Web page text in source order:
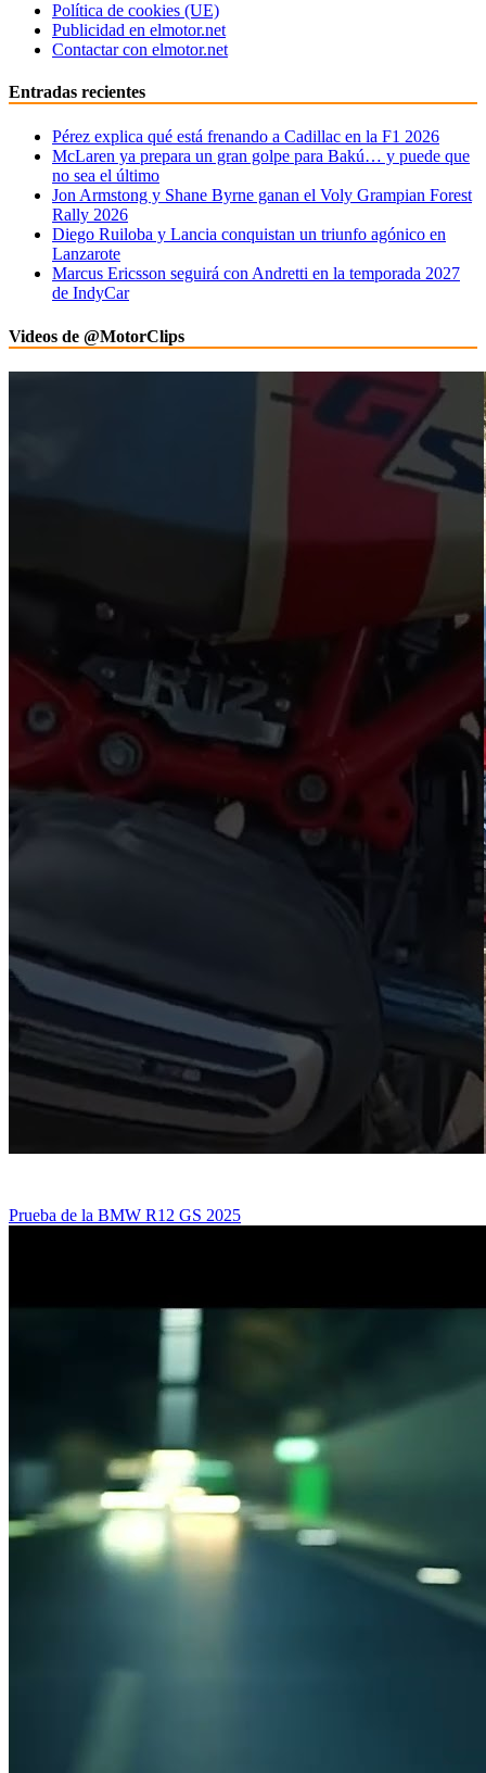
Política de cookies (UE)
Publicidad en elmotor.net
Contactar con elmotor.net
Entradas recientes
Pérez explica qué está frenando a Cadillac en la F1 2026
McLaren ya prepara un gran golpe para Bakú… y puede que
no sea el último
Jon Armstong y Shane Byrne ganan el Voly Grampian Forest
Rally 2026
Diego Ruiloba y Lancia conquistan un triunfo agónico en
Lanzarote
Marcus Ericsson seguirá con Andretti en la temporada 2027
de IndyCar
Videos de @MotorClips
Prueba de la BMW R12 GS 2025